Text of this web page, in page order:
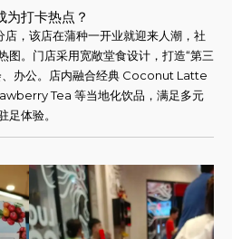
为打卡热点？
，该店在蒲种一开业就迎来人潮，社
图。门店采用宽敞堂食设计，打造“第三
、办公。店内融合经典 Coconut Latte
Tea 等当地化饮品，满足多元
足体验。